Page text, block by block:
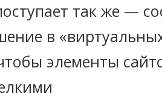
так же —
в
элементы